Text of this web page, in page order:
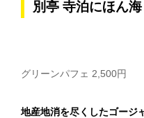
別亭 寺泊にほん
グリーンパフェ 2,500円
地産地消を尽くしたゴージ